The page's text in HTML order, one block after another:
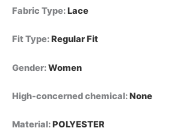
Fabric Type:Lace
Fit Type: Regular Fit
Gender:Women
High-concerned chemical:None
Material: POLYESTER